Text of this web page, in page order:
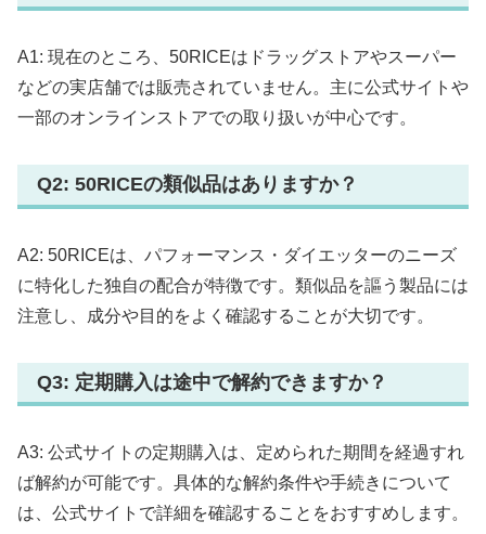
A1: 現在のところ、50RICEはドラッグストアやスーパー
などの実店舗では販売されていません。主に公式サイトや
一部のオンラインストアでの取り扱いが中心です。
Q2: 50RICEの類似品はありますか？
A2: 50RICEは、パフォーマンス・ダイエッターのニーズ
に特化した独自の配合が特徴です。類似品を謳う製品には
注意し、成分や目的をよく確認することが大切です。
Q3: 定期購入は途中で解約できますか？
A3: 公式サイトの定期購入は、定められた期間を経過すれ
ば解約が可能です。具体的な解約条件や手続きについて
は、公式サイトで詳細を確認することをおすすめします。